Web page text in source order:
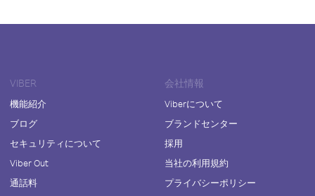
VIBER
機能紹介
ブログ
セキュリティについて
Viber Out
通話料
会社情報
Viberについて
ブランドセンター
採用
当社の利用規約
プライバシーポリシー